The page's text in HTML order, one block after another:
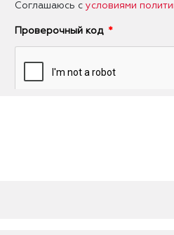
Соглашаюсь с условиями
Проверочный код